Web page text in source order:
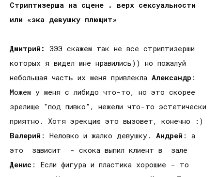
Стриптизерша на сцене . верх сексуальности
или «эка девушку плющит»
Дмитрий: ЭЭЭ скажем так не все стриптизерши
которых я видел мне нравились)) но пожалуй
небольшая часть их меня привлекла Александр :
Можем у меня с либидо что-то, но это скорее
зрелище "под пивко", нежели что-то эстетически
приятно. Хотя эрекцию это вызовет, конечно :)
Валерий : Неловко и жалко девушку. Андрей : а
это зависит - скока выпил клиент в зале
Денис : Если фигура и пластика хорошие - то